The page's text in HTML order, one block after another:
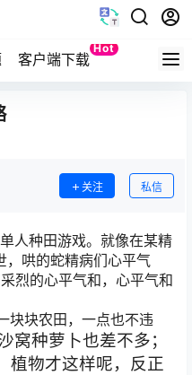
客户端下载
Hot
Quest
关注 私信
种田游戏。就像在某精
，哄的蛇精病们心平气
的心平气和，心平气和
块农田，一点也不违
窝种萝卜也差不多；
植物才这样呢，反正